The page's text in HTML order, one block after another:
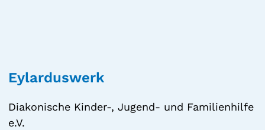
Eylarduswerk
Diakonische Kinder-, Jugend- und Familienhilfe
e.V.